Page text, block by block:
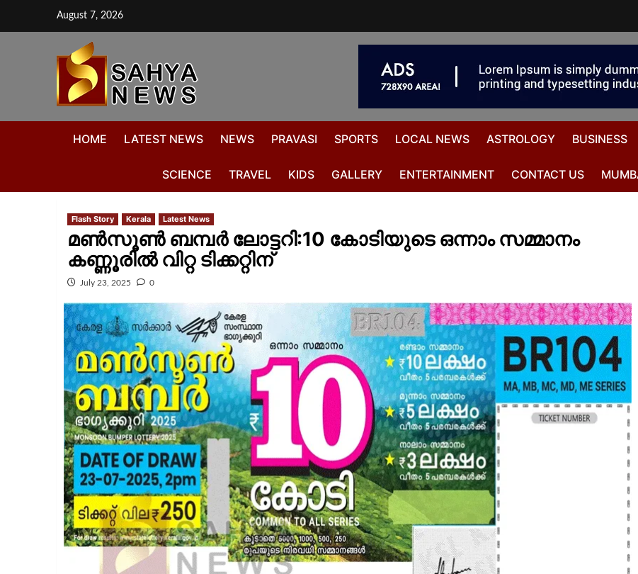
August 7, 2026
HOME LATEST NEWS NEWS PRAVASI SPORTS LOCAL NEWS ASTROLOGY BUSINESS
SCIENCE TRAVEL KIDS GALLERY ENTERTAINMENT CONTACT US
Flash Story Kerala Latest News
മൺസൂൺ ബമ്പർ ലോട്ടറി:10 കോടിയുടെ ഒന്നാം സമ്മാനം
കണ്ണൂരിൽ വിറ്റ ടിക്കറ്റിന്
July 23, 2025 0